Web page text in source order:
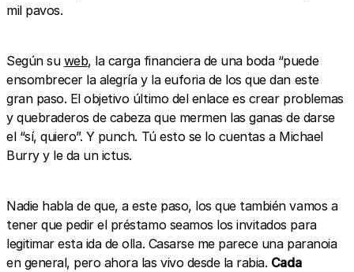
mil pavos.
Según su web, la carga financiera de una boda “puede
ensombrecer la alegría y la euforia de los que dan este
gran paso. El objetivo último del enlace es crear problemas
y quebraderos de cabeza que mermen las ganas de darse
el “sí, quiero”. Y punch. Tú esto se lo cuentas a Michael
Burry y le da un ictus.
Nadie habla de que, a este paso, los que también vamos a
tener que pedir el préstamo seamos los invitados para
legitimar esta ida de olla. Casarse me parece una paranoia
en general, pero ahora las vivo desde la rabia. Cada